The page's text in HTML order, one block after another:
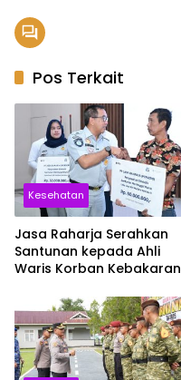
Pos Terkait
Kesehatan
Jasa Raharja Serahkan
Santunan kepada Ahli
Waris Korban Kebakaran